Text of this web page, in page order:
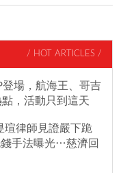
/ HOT ARTICLES /
場，航海王、哥吉
，活動只到這天
瑄律師見證嚴下跪
手法曝光…慈濟回